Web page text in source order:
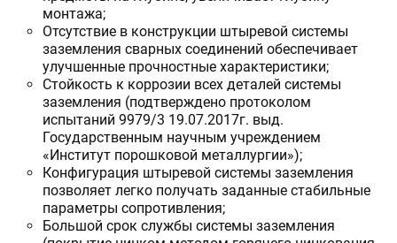
монтажа;
Отсутствие в конструкции штыревой системы
заземления сварных соединений обеспечивает
улучшенные прочностные характеристики;
Стойкость к коррозии всех деталей системы
заземления (подтверждено протоколом
испытаний 9979/3 19.07.2017г. выд.
Государственным научным учреждением
«Институт порошковой металлургии»);
Конфигурация штыревой системы заземления
позволяет легко получать заданные стабильные
параметры сопротивления;
Большой срок службы системы заземления